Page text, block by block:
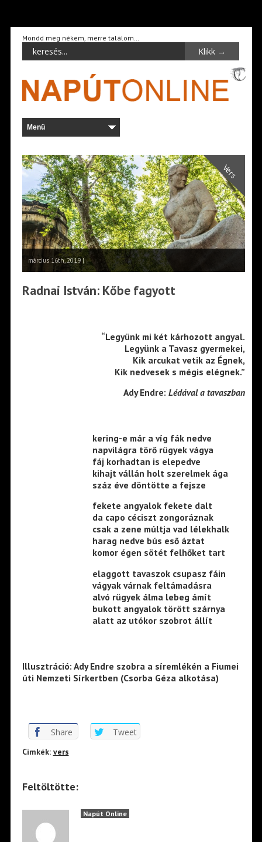
Mondd meg nékem, merre találom…
Vers
március 16th, 2019 |
Radnai István: Kőbe fagyott
“Legyünk mi két kárhozott angyal.
Legyünk a Tavasz gyermekei,
Kik arcukat vetik az Égnek,
Kik nedvesek s mégis elégnek.”
Ady Endre: Lédával a tavaszban
kering-e már a víg fák nedve
napvilágra törő rügyek vágya
fáj korhadtan is elepedve
kihajt vállán holt szerelmek ága
száz éve döntötte a fejsze
fekete angyalok fekete dalt
da capo céciszt zongoráznak
csak a zene múltja vad lélekhalk
harag nedve bús eső áztat
komor égen sötét felhőket tart
elaggott tavaszok csupasz fáin
vágyak várnak feltámadásra
alvó rügyek álma lebeg ámít
bukott angyalok törött szárnya
alatt az utókor szobrot állít
Illusztráció: Ady Endre szobra a síremlékén a Fiumei
úti Nemzeti Sírkertben (Csorba Géza alkotása)
Share Tweet
Cimkék: vers
Feltöltötte:
Napút Online